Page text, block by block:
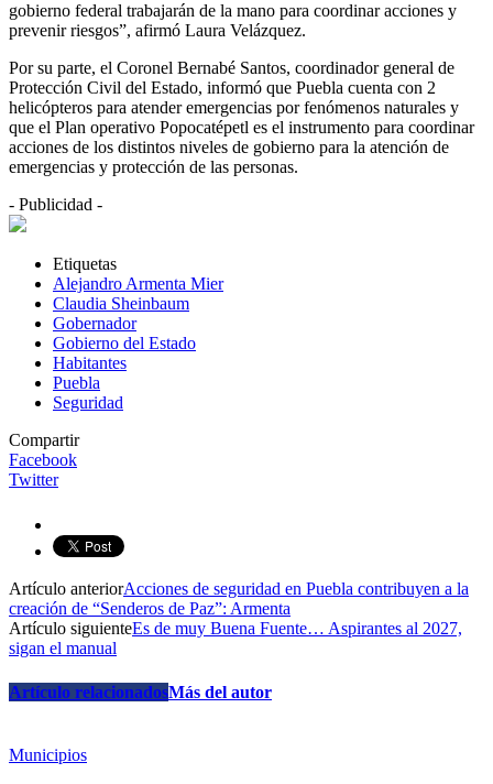
gobierno federal trabajarán de la mano para coordinar acciones y
prevenir riesgos”, afirmó Laura Velázquez.
Por su parte, el Coronel Bernabé Santos, coordinador general de
Protección Civil del Estado, informó que Puebla cuenta con 2
helicópteros para atender emergencias por fenómenos naturales y
que el Plan operativo Popocatépetl es el instrumento para coordinar
acciones de los distintos niveles de gobierno para la atención de
emergencias y protección de las personas.
- Publicidad -
Etiquetas
Alejandro Armenta Mier
Claudia Sheinbaum
Gobernador
Gobierno del Estado
Habitantes
Puebla
Seguridad
Compartir
Facebook
Twitter
Artículo anteriorAcciones de seguridad en Puebla contribuyen a la
creación de “Senderos de Paz”: Armenta
Artículo siguienteEs de muy Buena Fuente… Aspirantes al 2027,
sigan el manual
Artículo relacionadosMás del autor
Municipios